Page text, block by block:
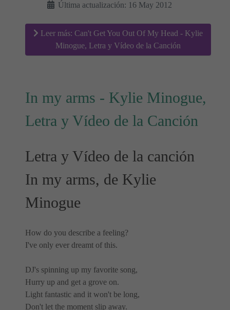
Última actualización: 16 May 2012
Leer más: Can't Get You Out Of My Head - Kylie
Minogue, Letra y Vídeo de la Canción
In my arms - Kylie Minogue,
Letra y Vídeo de la Canción
Letra y Vídeo de la canción
In my arms, de Kylie
Minogue
How do you describe a feeling?
I've only ever dreamt of this.
DJ's spinning up my favorite song,
Hurry up and get a grove on.
Light fantastic and it won't be long,
Don't let the moment slip away.